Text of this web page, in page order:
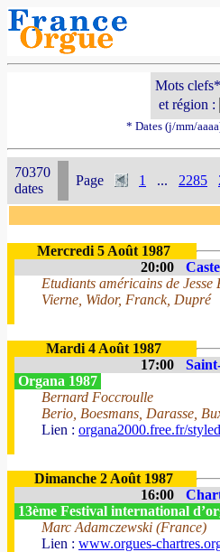
Mots
et région :
* Dates (j/mm/
70370
dates
Page 1 ... 2285
Mercredi 5 Août 1987
20:00
Etudiants américains de
Vierne, Widor, Franck, Dupré
Mardi 4 Août 1987
17:00
Organa 1987
Bernard Foccroulle
Berio, Boesmans, Darasse,
Lien : organa2000.free.fr/
Dimanche 2 Août 1987
16:00
13ème Festival international
Marc Adamczewski (France)
Lien : www.orgues-